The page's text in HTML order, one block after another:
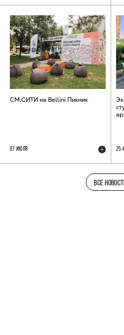
СМ.СИТИ на Bellini Пикник
07 ИЮЛЯ 25
ВСЕ